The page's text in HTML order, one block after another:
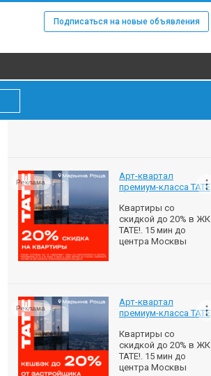
Подписаться на новые объявления
Арт-квартал
премиум-класса ТАТЕ
Квартиры со
скидкой до 20% в ЖК
ТАТЕ!. 15 мин до
центра Москвы
Реклама
Арт-квартал
премиум-класса ТАТЕ
Квартиры со
скидкой до 20% в ЖК
ТАТЕ!. 15 мин до
центра Москвы
Реклама